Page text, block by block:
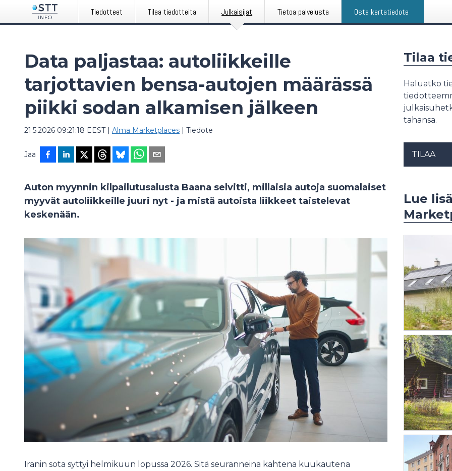
Tiedotteet Tilaa tiedotteita Julkaisijat Tietoa palvelusta Osta kertatiedote
Data paljastaa: autoliikkeille
tarjottavien bensa-autojen määrässä
piikki sodan alkamisen jälkeen
21.5.2026 09:21:18 EEST| Alma Marketplaces | Tiedote
Jaa
Auton myynnin kilpailutusalusta Baana selvitti, millaisia autoja suomalaiset
myyvät autoliikkeille juuri nyt - ja mistä autoista liikkeet taistelevat
keskenään.
Iranin sota syttyi helmikuun lopussa 2026. Sitä seuranneina kahtena kuukautena
Tilaa
Haluatko
tahansa.
TILAA
Lue